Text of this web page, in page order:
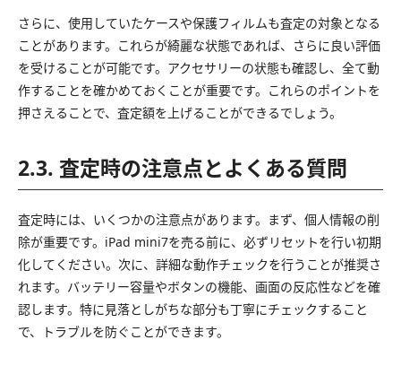
さらに、使用していたケースや保護フィルムも査定の対象となる
ことがあります。これらが綺麗な状態であれば、さらに良い評価
を受けることが可能です。アクセサリーの状態も確認し、全て動
作することを確かめておくことが重要です。これらのポイントを
押さえることで、査定額を上げることができるでしょう。
2.3. 査定時の注意点とよくある質問
査定時には、いくつかの注意点があります。まず、個人情報の削
除が重要です。iPad mini7を売る前に、必ずリセットを行い初期
化してください。次に、詳細な動作チェックを行うことが推奨さ
れます。バッテリー容量やボタンの機能、画面の反応性などを確
認します。特に見落としがちな部分も丁寧にチェックすること
で、トラブルを防ぐことができます。